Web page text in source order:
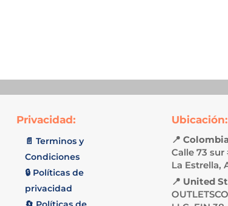
Privacidad:
📄 Terminos y
Condiciones
🔒 Políticas de
privacidad
Ubicación:
📍
Calle 73 sur
La Estrella,
📍 United